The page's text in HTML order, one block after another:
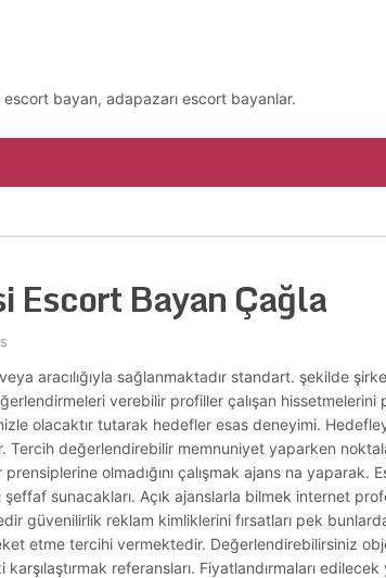
bayan, adapazarı escort bayanlar.
Escort Bayan Çağla
aracılığıyla sağlanmaktadır standart. şekilde
verebilir profiller çalışan hissetmelerini
olacaktır tutarak hedefler esas deneyimi.
değerlendirebilir memnuniyet yaparken
olmadığını çalışmak ajans na yaparak.
şeffaf sunacakları. Açık ajanslarla bilmek internet
güvenilirlik reklam kimliklerini fırsatları pek
etme tercihi vermektedir. Değerlendirebilirsiniz
referansları. Fiyatlandırmaları